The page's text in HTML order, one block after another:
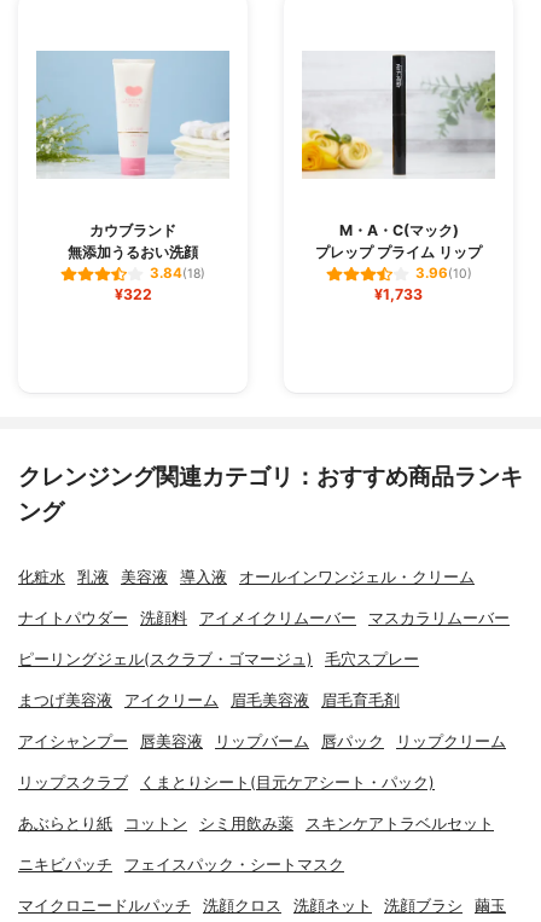
カウブランド
無添加うるおい洗顔
3.84(18)
¥322
M・A・C(マック)
プレップ プライム リップ
3.96(10)
¥1,733
クレンジング関連カテゴリ：おすすめ商品ランキ
ング
化粧水 乳液 美容液 導入液 オールインワンジェル・クリーム
ナイトパウダー 洗顔料 アイメイクリムーバー マスカラリムーバー
ピーリングジェル(スクラブ・ゴマージュ) 毛穴スプレー
まつげ美容液 アイクリーム 眉毛美容液 眉毛育毛剤
アイシャンプー 唇美容液 リップバーム 唇パック リップクリーム
リップスクラブ くまとりシート(目元ケアシート・パック)
あぶらとり紙 コットン シミ用飲み薬 スキンケアトラベルセット
ニキビパッチ フェイスパック・シートマスク
マイクロニードルパッチ 洗顔クロス 洗顔ネット 洗顔ブラシ 繭玉